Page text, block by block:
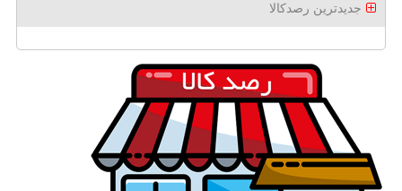
جدیدترین رصدکالا